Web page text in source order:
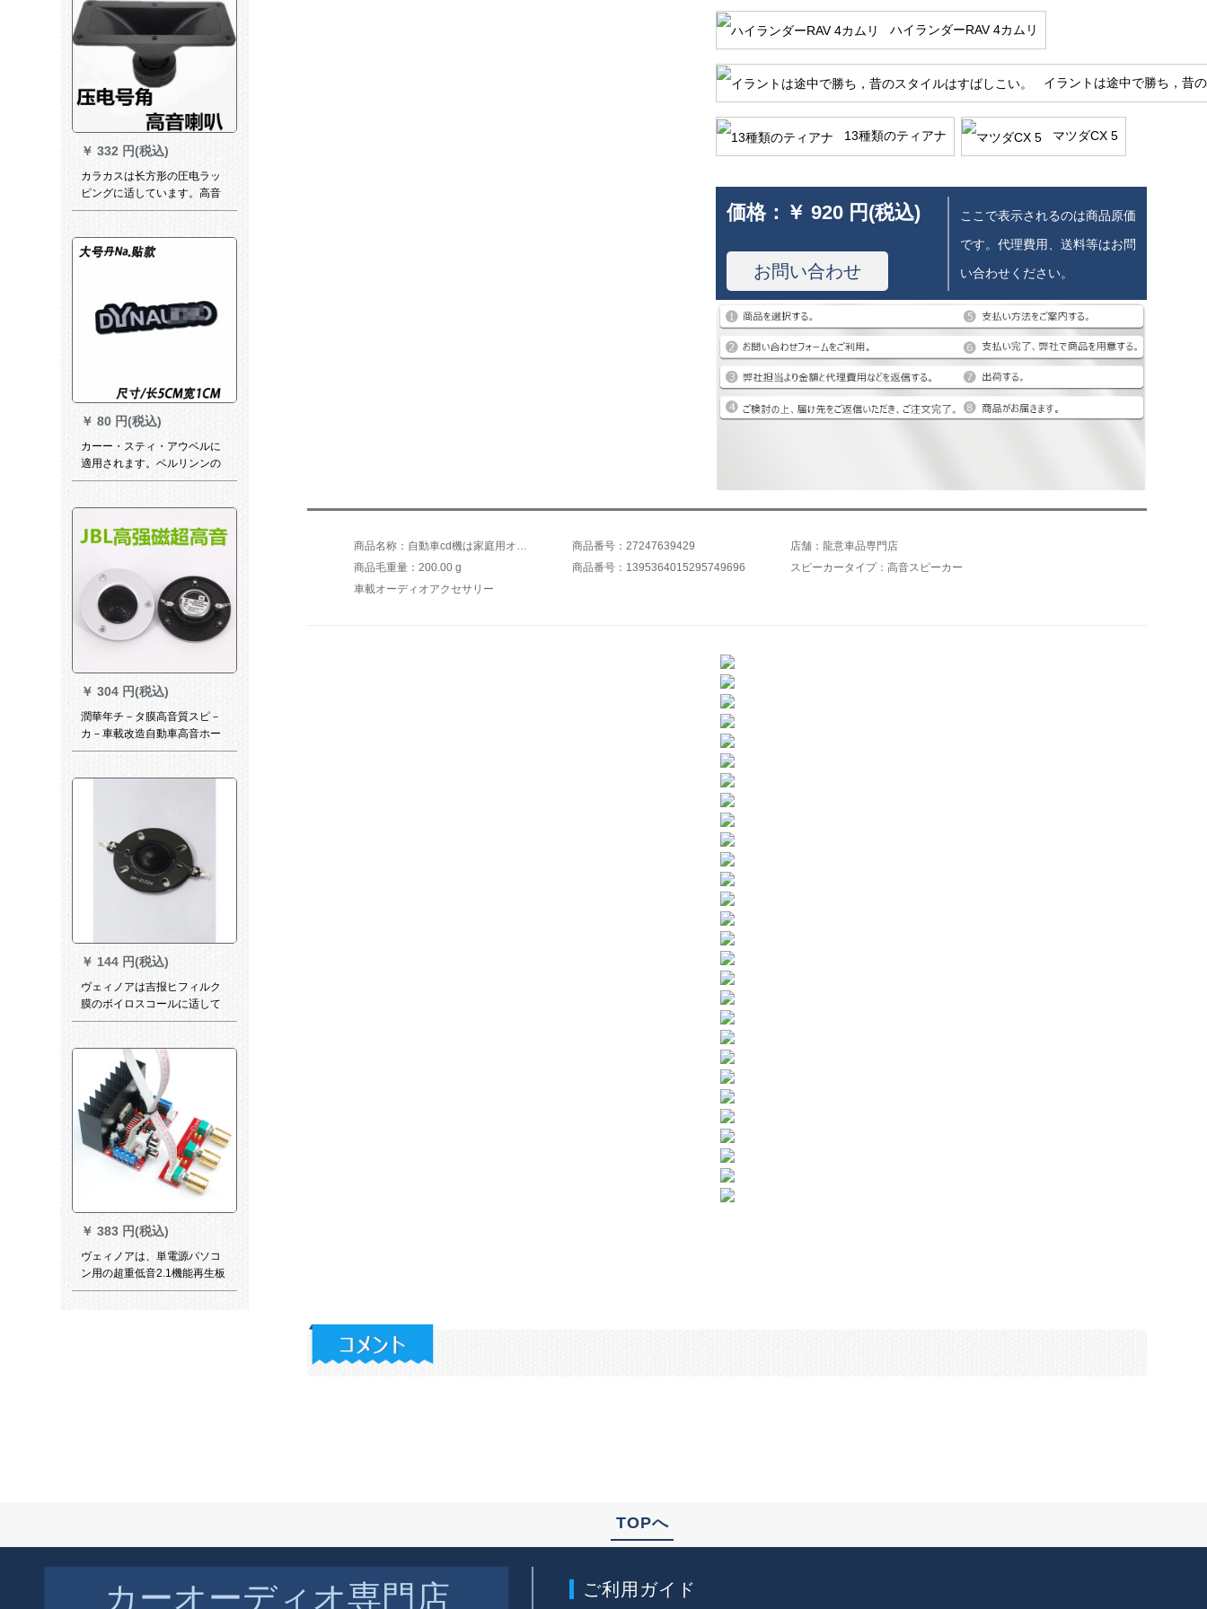
￥ 332 円(税込)
カラカスは长方形の圧电ラッ
ピングに适しています。高音
質スペルカードは18.5センテ
￥ 80 円(税込)
カーー・スティ・アウベルに
適用されます。ベルリンンの
声でAMGイギリスの宝ラッパ
格）
￥ 304 円(税込)
潤華年チ－タ膜高音質スピ－
カ－車載改造自動車高音ホー
ン音响スピ－カ－高周波小型
￥ 144 円(税込)
ヴェィノアは吉报ヒフィルク
膜のボイロスコールに适して
います。熱があります。4寸の
QA-1021 X 2102 F 2102 Xボ
ーエール。
￥ 383 円(税込)
ヴェィノアは、単電源パソコ
ン用の超重低音2.1機能再生板
3チャーネ完成品の低音砲オー
ハイランダーRAV 4カムリ
イラントは途中で勝ち，昔
13種類のティアナ マツダCX 5
価格： ￥ 920 円(税込)
お問い合わせ
ここで表示されるのは商品原価
です。代理費用、送料等はお問
い合わせください。
商品番号：27247639429
店舗：龍意車品専門店
商品毛重量：200.00 g
商品番号：1395364015295749696
スピーカータイプ：高音スピーカー
車載オーディオアクセサリー
TOPへ
カーオーディオ専門店 ご利用ガイド